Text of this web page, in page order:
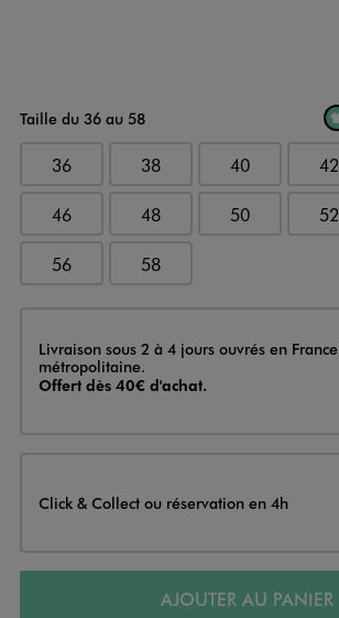
Taille du 36 au 58
36 38 40 42
46 48 50 52
56 58
Livraison
Livraison sous 2 à 4 jours ouvrés en France
métropolitaine.
Offert dès 40€ d'achat.
Click & Collect ou réservation en 4h
AJOUTER AU PANIER